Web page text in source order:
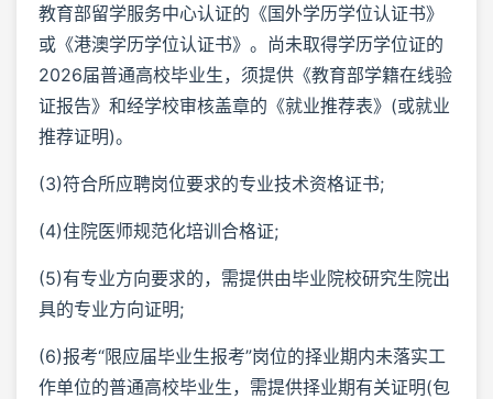
教育部留学服务中心认证的《国外学历学位认证书》
或《港澳学历学位认证书》。尚未取得学历学位证的
2026届普通高校毕业生，须提供《教育部学籍在线验
证报告》和经学校审核盖章的《就业推荐表》(或就业
推荐证明)。
(3)符合所应聘岗位要求的专业技术资格证书;
(4)住院医师规范化培训合格证;
(5)有专业方向要求的，需提供由毕业院校研究生院出
具的专业方向证明;
(6)报考“限应届毕业生报考”岗位的择业期内未落实工
作单位的普通高校毕业生，需提供择业期有关证明(包